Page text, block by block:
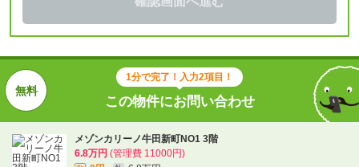
1分で完了！入力2項目！
この物件にお問い合わせ
メゾンカリーノ牛田新町NO1 3階
6.8万円 (管理費 11000円)